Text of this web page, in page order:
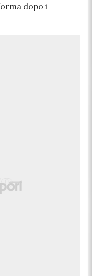
dopo i